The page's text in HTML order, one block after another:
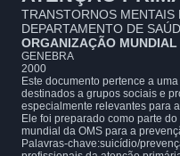
TRANSTORNOS MENTAIS
DEPARTAMENTO DE
ORGANIZAÇÃO MUNDIAL
GENEBRA
2000
Este documento pertence a
destinados a grupos sociais e
especialmente relevantes para
Ele foi preparado como parte
mundial da OMS para a
Palavras-chave:suicídio/